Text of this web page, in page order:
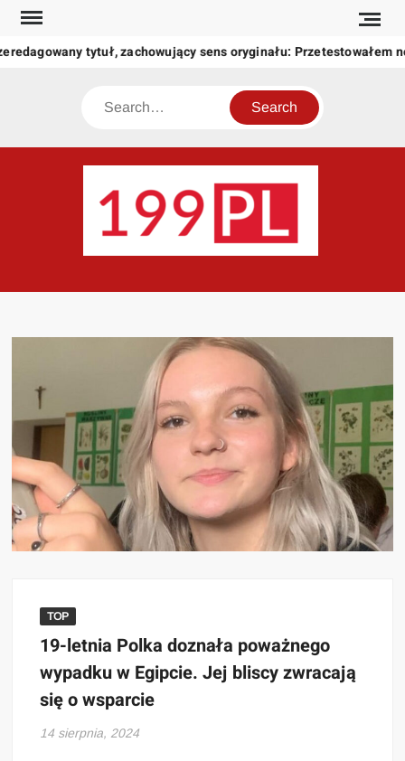
Skip
content
tytuł, zachowujący sens oryginału: Przetestowałem
Search
świat
TOP
19-letnia Polka doznała poważnego
wypadku w Egipcie. Jej bliscy zwracają
się o wsparcie
14 sierpnia, 2024